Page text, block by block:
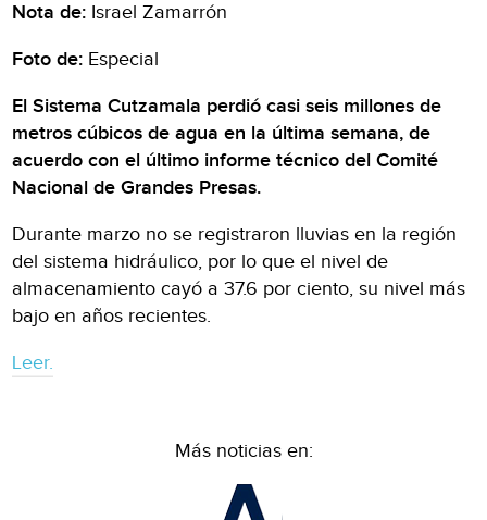
Nota de: Israel Zamarrón
Foto de: Especial
El Sistema Cutzamala perdió casi seis millones de
metros cúbicos de agua en la última semana, de
acuerdo con el último informe técnico del Comité
Nacional de Grandes Presas.
Durante marzo no se registraron lluvias en la región
del sistema hidráulico, por lo que el nivel de
almacenamiento cayó a 37.6 por ciento, su nivel más
bajo en años recientes.
Leer.
Más noticias en: